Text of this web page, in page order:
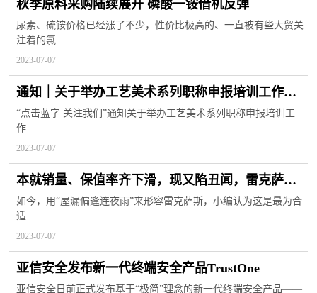
秋季原料采购陆续展开 磷酸一铵借机反弹
尿素、硫铵价格已经涨了不少，性价比极高的、一直被有些大贸关
注着的氯
2023-07-07
通知｜关于举办工艺美术系列职称申报培训工作的
通知
“点击蓝字 关注我们”通知关于举办工艺美术系列职称申报培训工
作...
2023-07-07
本就销量、保值率齐下滑，现又陷丑闻，雷克萨斯
将走向何方？
如今，用“屋漏偏逢连夜雨”来形容雷克萨斯，小编认为这是最为合
适...
2023-07-07
亚信安全发布新一代终端安全产品TrustOne
亚信安全日前正式发布基于“极简”理念的新一代终端安全产品——